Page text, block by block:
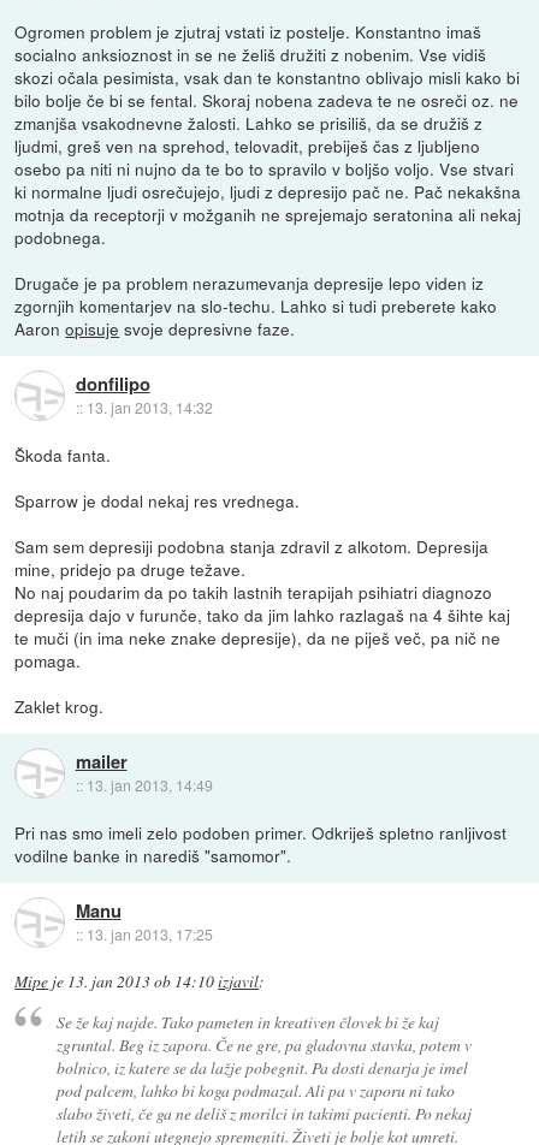
Ogromen problem je zjutraj vstati iz postelje. Konstantno imaš
socialno anksioznost in se ne želiš družiti z nobenim. Vse vidiš
skozi očala pesimista, vsak dan te konstantno oblivajo misli kako bi
bilo bolje če bi se fental. Skoraj nobena zadeva te ne osreči oz. ne
zmanjša vsakodnevne žalosti. Lahko se prisiliš, da se družiš z
ljudmi, greš ven na sprehod, telovadit, prebiješ čas z ljubljeno
osebo pa niti ni nujno da te bo to spravilo v boljšo voljo. Vse stvari
ki normalne ljudi osrečujejo, ljudi z depresijo pač ne. Pač nekakšna
motnja da receptorji v možganih ne sprejemajo seratonina ali nekaj
podobnega.
Drugače je pa problem nerazumevanja depresije lepo viden iz
zgornjih komentarjev na slo-techu. Lahko si tudi preberete kako
Aaronopisuje svoje depresivne faze.
donfilipo
:: 13. jan 2013, 14:32
Škoda fanta.
Sparrow je dodal nekaj res vrednega.
Sam sem depresiji podobna stanja zdravil z alkotom. Depresija
mine, pridejo pa druge težave.
No naj poudarim da po takih lastnih terapijah psihiatri diagnozo
depresija dajo v furunče, tako da jim lahko razlagaš na 4 šihte kaj
te muči (in ima neke znake depresije), da ne piješ več, pa nič ne
pomaga.
Zaklet krog.
mailer
:: 13. jan 2013, 14:49
Pri nas smo imeli zelo podoben primer. Odkriješ spletno ranljivost
vodilne banke in narediš "samomor".
Manu
:: 13. jan 2013, 17:25
Mipe je 13. jan 2013 ob 14:10izjavil:
Se že kaj najde. Tako pameten in kreativen človek bi že kaj
zgruntal. Beg iz zapora. Če ne gre, pa gladovna stavka, potem v
bolnico, iz katere se da lažje pobegnit. Pa dosti denarja je imel
pod palcem, lahko bi koga podmazal. Ali pa v zaporu ni tako
slabo živeti, če ga ne deliš z morilci in takimi pacienti. Po nekaj
letih se zakoni utegnejo spremeniti. Živeti je bolje kot umreti.